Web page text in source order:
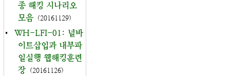
종 해킹 시나리오
모음 (20161129)
•
WH-LFI-01: 널바
이트삽입과 내부파
일실행 웹해킹훈련
장 (20161126)